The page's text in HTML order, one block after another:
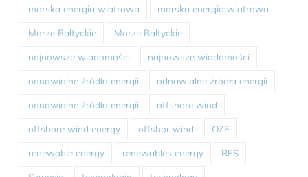
morska energia wiatrowa morska energia wiatrowa
Morze Bałtyckie Morze Bałtyckie
najnowsze wiadomości najnowsze wiadomości
odnawialne źródła energii odnawialne źródła energii
odnawialne źródła energii offshore wind
offshore wind energy offshor wind OZE
renewable energy renewables energy RES